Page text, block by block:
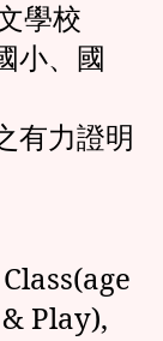
學校
小、國
有力證明
Play),